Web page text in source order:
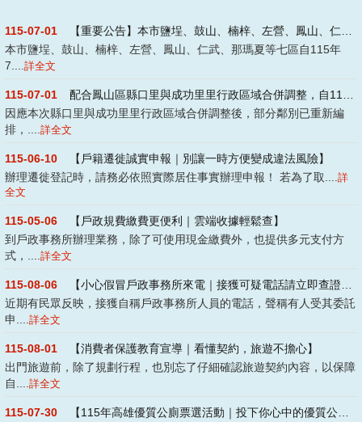
115-07-01
【重要公告】本市鹽埕、鼓山、楠梓、左營、鳳山、仁武、那瑪夏等七區自115年7月1....
本市鹽埕、鼓山、楠梓、左營、鳳山、仁武、那瑪夏等七區自115年
7....詳全文
115-07-01
配合鳳山區縣口里與成功里里行政區域合併調整，自115年7月1日起生效實施
因應本次縣口里與成功里里行政區域合併調整後，部分鄰別已重新編
排，....詳全文
115-06-10
【戶籍遷徙誠實申報｜別讓一時方便變成違法風險】
辦理遷徙登記時，請務必依照實際居住事實辦理申報！ 若為了取....詳
全文
115-05-06
【戶政規費繳費更便利｜雲端收據輕鬆查】
到戶政事務所辦理業務，除了可使用現金繳費外，也提供多元支付方
式，....詳全文
115-08-06
【小心假冒戶政事務所來電｜接獲可疑電話請立即查證！】
近期有民眾反映，接獲自稱戶政事務所人員的電話，聲稱有人受其委託
申....詳全文
115-08-01
【消費者保護教育宣導｜看懂契約，旅遊不擔心】
出門旅遊前，除了規劃行程，也別忘了仔細確認旅遊契約內容，以保障
自....詳全文
115-07-30
【115年高雄優質公廁票選活動｜投下你心中的優質公廁!】